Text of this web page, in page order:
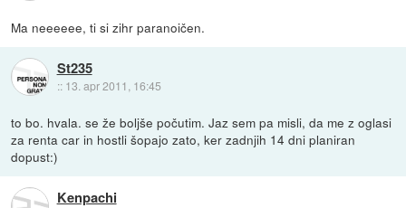
Ma neeeeee, ti si zihr paranoičen.
St235
:: 13. apr 2011, 16:45
to bo. hvala. se že boljše počutim. Jaz sem pa misli, da me z oglasi
za renta car in hostli šopajo zato, ker zadnjih 14 dni planiran
dopust:)
Kenpachi